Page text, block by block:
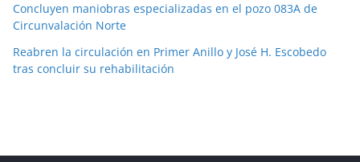
Concluyen maniobras especializadas en el pozo 083A de
Circunvalación Norte
Reabren la circulación en Primer Anillo y José H. Escobedo
tras concluir su rehabilitación